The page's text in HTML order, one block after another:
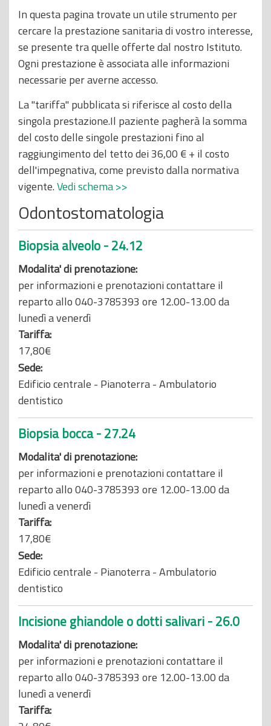
In questa pagina trovate un utile strumento per
cercare la prestazione sanitaria di vostro interesse,
se presente tra quelle offerte dal nostro Istituto.
Ogni prestazione è associata alle informazioni
necessarie per averne accesso.
La "tariffa" pubblicata si riferisce al costo della
singola prestazione.Il paziente pagherà la somma
del costo delle singole prestazioni fino al
raggiungimento del tetto dei 36,00 € + il costo
dell'impegnativa, come previsto dalla normativa
vigente.Vedi schema >>
Odontostomatologia
Biopsia alveolo - 24.12
Modalita' di prenotazione:
per informazioni e prenotazioni contattare il
reparto allo 040-3785393 ore 12.00-13.00 da
lunedì a venerdì
Tariffa:
17,80€
Sede:
Edificio centrale - Pianoterra - Ambulatorio
dentistico
Biopsia bocca - 27.24
Modalita' di prenotazione:
per informazioni e prenotazioni contattare il
reparto allo 040-3785393 ore 12.00-13.00 da
lunedì a venerdì
Tariffa:
17,80€
Sede:
Edificio centrale - Pianoterra - Ambulatorio
dentistico
Incisione ghiandole o dotti salivari - 26.0
Modalita' di prenotazione:
per informazioni e prenotazioni contattare il
reparto allo 040-3785393 ore 12.00-13.00 da
lunedì a venerdì
Tariffa: